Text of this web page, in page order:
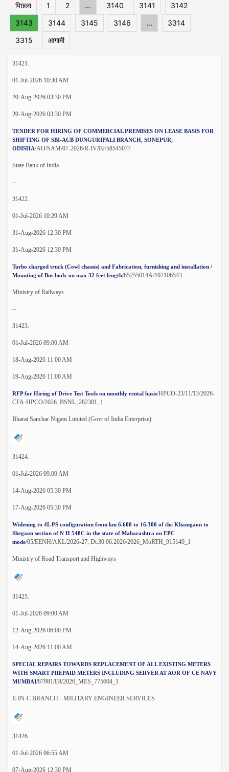
पिछला
1 2 ... 3140 3141
3142
3143
3144 3145 3146 ...
3314
3315
आगामी
31421.
01-Jul-2026 10:30 AM
20-Aug-2026 03:30 PM
20-Aug-2026 03:30 PM
TENDER FOR HIRING OF COMMERCIAL PREMISES ON LEASE BASIS FOR
SHIFTING OF SBI-ACB DUNGURIPALI BRANCH, SONEPUR,
ODISHA/AO/SAM/07-2026/R-IV/02/58545077
State Bank of India
--
31422.
01-Jul-2026 10:29 AM
31-Aug-2026 12:30 PM
31-Aug-2026 12:30 PM
Turbo charged truck (Cowl chassis) and Fabrication, furnishing and installation /
Mounting of Bus body on max 32 feet length/65255014A/107106543
Ministry of Railways
--
31423.
01-Jul-2026 09:00 AM
18-Aug-2026 11:00 AM
19-Aug-2026 11:00 AM
RFP for Hiring of Drive Test Tools on monthly rental basis/HPCO-23/11/13/2026-
CFA-HPCO/2026_BSNL_282381_1
Bharat Sanchar Nigam Limited (Govt of India Enterprise)
31424.
01-Jul-2026 09:00 AM
14-Aug-2026 05:30 PM
17-Aug-2026 05:30 PM
Widening to 4L PS configuration from km 6.600 to 16.300 of the Khamgaon to
Shegaon section of N H 548C in the state of Maharashtra on EPC
mode/05/EENH/AKL/2026-27, Dt.30.06.2026/2026_MoRTH_915149_1
Ministry of Road Transport and Highways
31425.
01-Jul-2026 09:00 AM
12-Aug-2026 06:00 PM
14-Aug-2026 11:00 AM
SPECIAL REPAIRS TOWARDS REPLACEMENT OF ALL EXISTING METERS
WITH SMART PREPAID METERS INCLUDING SERVER AT AOR OF CE NAVY
MUMBAI/87981/E8/2026_MES_775604_1
E-IN-C BRANCH - MILITARY ENGINEER SERVICES
31426.
01-Jul-2026 06:55 AM
07-Aug-2026 12:30 PM